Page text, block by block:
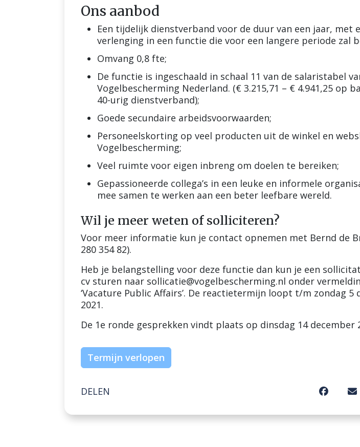
Ons aanbod
Een tijdelijk dienstverband voor de duur van een jaar, met
verlenging in een functie die voor een langere periode zal
Omvang 0,8 fte;
De functie is ingeschaald in schaal 11 van de salaristabel
Vogelbescherming Nederland. (€ 3.215,71 – € 4.941,25 op
40-urig dienstverband);
Goede secundaire arbeidsvoorwaarden;
Personeelskorting op veel producten uit de winkel en
Vogelbescherming;
Veel ruimte voor eigen inbreng om doelen te bereiken;
Gepassioneerde collega’s in een leuke en informele
mee samen te werken aan een beter leefbare wereld.
Wil je meer weten of solliciteren?
Voor meer informatie kun je contact opnemen met Bernd de
280 354 82).
Heb je belangstelling voor deze functie dan kun je een
cv sturen naar sollicatie@vogelbescherming.nl onder
‘Vacature Public Affairs’. De reactietermijn loopt t/m zondag 5
2021.
De 1e ronde gesprekken vindt plaats op dinsdag 14 december
Termijn verlopen
DELEN